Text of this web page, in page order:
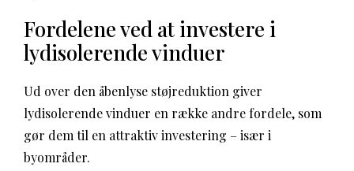
Fordelene ved at investere i
lydisolerende vinduer
Ud over den åbenlyse støjreduktion giver
lydisolerende vinduer en række andre fordele, som
gør dem til en attraktiv investering – især i
byområder.